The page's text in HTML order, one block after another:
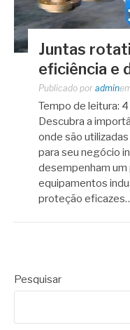
Juntas
eficiência e
Publicado por admin
Tempo de leitura: 4
Descubra a
onde são
para seu negócio
desempenham um
equipamentos
proteção
Pesquisar